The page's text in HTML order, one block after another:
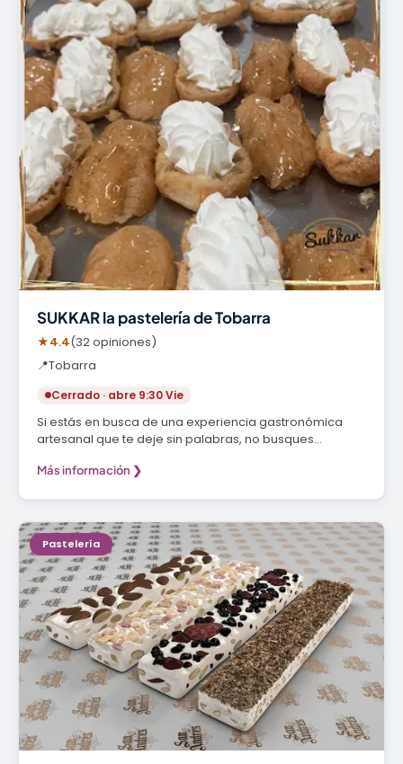
SUKKAR la pastelería de Tobarra
★4.4(32 opiniones)
📍Tobarra
Cerrado · abre 9:30 Vie
Si estás en busca de una experiencia gastronómica
artesanal que te deje sin palabras, no busques…
Más información ❯
Pastelería